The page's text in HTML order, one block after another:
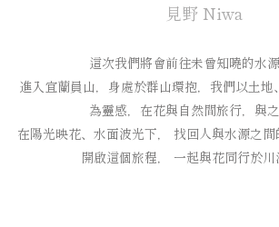
見野 Niwa
這次我們將會前往未曾知曉的水源
進入宜蘭員山，身處於群山環抱， 我們以土地
為靈感， 在花與自然間旅行，與之
在陽光映花、水面波光下， 找回人與水源之間
開啟這個旅程， 一起與花同行於川